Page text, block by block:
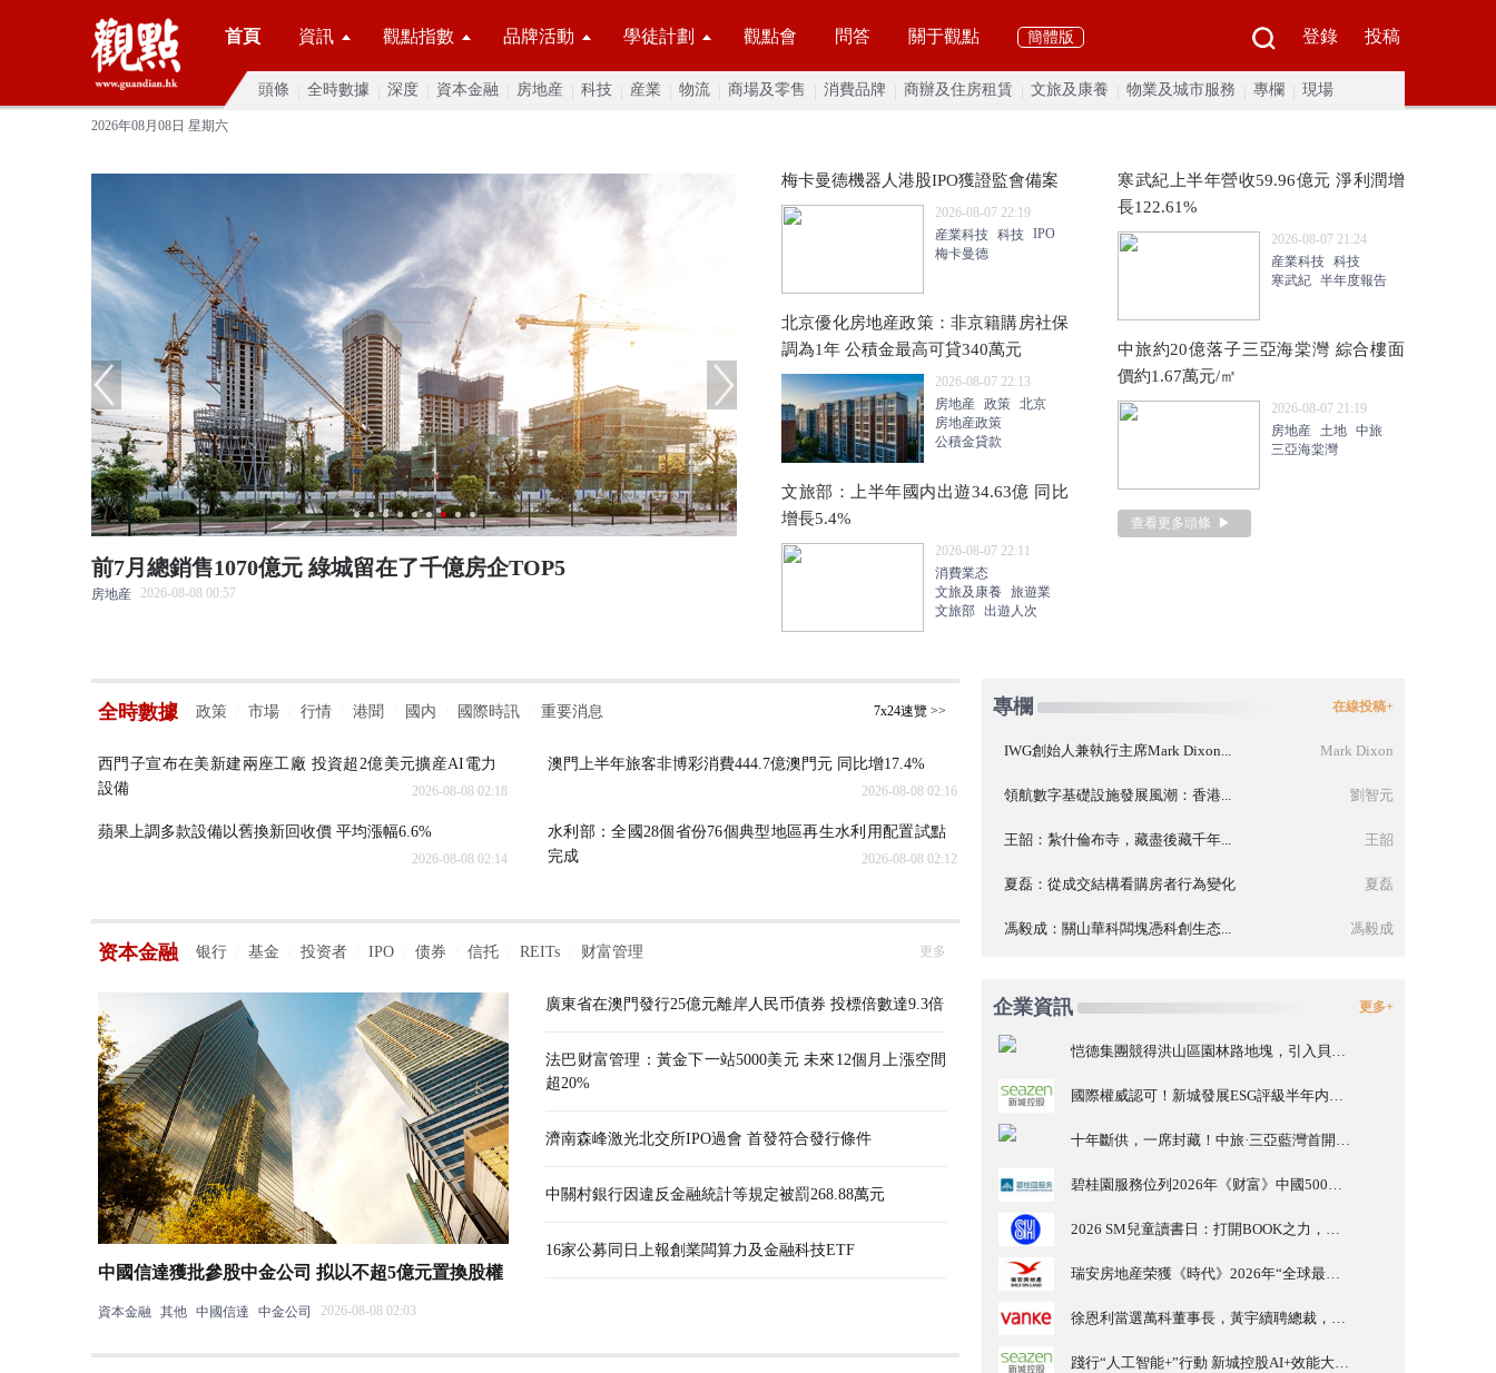
首頁 資訊 觀點指數 品牌活動 學徒計劃 觀點會 問答 關于觀點 簡體版 登錄 投稿
頭條 全時數據 深度 資本金融 房地産 科技 産業 物流 商場及零售 消費品牌 商辦及住房租賃 文旅及康養 物業及城市服務 專欄 現場
2026年08月08日 星期六
前7月總銷售1070億元 綠城留在了千億房企TOP5
房地産 2026-08-08 00:57
互聯網巨頭集體“買樓” 産業資本正成為寫字樓市場的“白衣騎士”
梅卡曼德機器人港股IPO獲證監會備案
2026-08-07 22:19
産業科技 科技 IPO
梅卡曼德
北京優化房地産政策：非京籍購房社保
調為1年 公積金最高可貸340萬元
2026-08-07 22:13
房地産 政策 北京
房地産政策
公積金貸款
文旅部：上半年國内出遊34.63億 同比
增長5.4%
2026-08-07 22:11
消費業态
文旅及康養 旅遊業
文旅部 出遊人次
寒武紀上半年營收59.96億元 淨利潤增
長122.61%
2026-08-07 21:24
産業科技 科技
寒武紀 半年度報告
中旅約20億落子三亞海棠灣 綜合樓面
價約1.67萬元/㎡
2026-08-07 21:19
房地産 土地 中旅
三亞海棠灣
查看更多頭條 ▶
全時數據 政策 市場 行情 港聞 國内 國際時訊 重要消息 7x24速覽 >>
西門子宣布在美新建兩座工廠 投資超2億美元擴産AI電力
設備
2026-08-08 02:18
澳門上半年旅客非博彩消費444.7億澳門元 同比增17.4%
2026-08-08 02:16
蘋果上調多款設備以舊換新回收價 平均漲幅6.6%
2026-08-08 02:14
水利部：全國28個省份76個典型地區再生水利用配置試點
完成
2026-08-08 02:12
资本金融 银行 基金 投资者 IPO 债券 信托 REITs 财富管理 更多
中國信達獲批參股中金公司 拟以不超5億元置換股權
資本金融 其他 中國信達 中金公司 2026-08-08 02:03
廣東省在澳門發行25億元離岸人民币債券 投標倍數達9.3倍
法巴财富管理：黃金下一站5000美元 未來12個月上漲空間
超20%
濟南森峰激光北交所IPO過會 首發符合發行條件
中關村銀行因違反金融統計等規定被罰268.88萬元
16家公募同日上報創業闆算力及金融科技ETF
專欄 在線投稿+
IWG創始人兼執行主席Mark Dixon... Mark Dixon
領航數字基礎設施發展風潮：香港... 劉智元
王韶：紮什倫布寺，藏盡後藏千年... 王韶
夏磊：從成交結構看購房者行為變化 夏磊
馮毅成：關山華科闆塊憑科創生态... 馮毅成
企業資訊 更多+